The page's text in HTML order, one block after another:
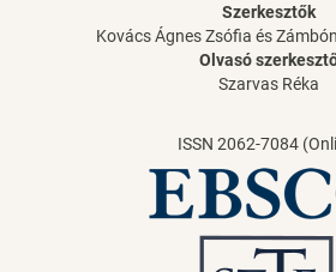
Szerkesztők
Kovács Ágnes Zsófia és
Olvasó
Szarvas Réka
ISSN 2062-7084